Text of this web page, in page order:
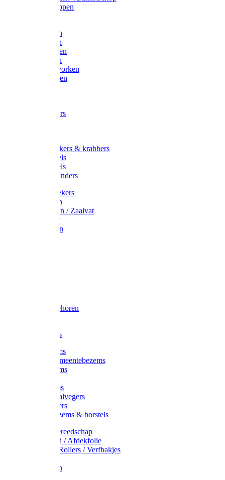
Graanschoppen
Hooivorken
Mestvorken
Bietenvorken
Maisvorken
Aardappelvorken
Vijgenvorken
Tuinkrabbers
Onkruidstekers & krabbers
Hartschoffels
Ruitschoffels
Onkruidbranders
Graskantstekers
Verticuteren
Strooiwagen / Zaaivat
Grasmaaier
Grasscharen
Slede toebehoren
Composters
Straatbezems
Stads- / Gemeentebezems
Terrasbezems
Gootbezems
Kamer-/Zaalvegers
Vloertrekkers
Onkruidbezems & borstels
Schildersgereedschap
Afplakband / Afdekfolie
Kwasten / Rollers / Verfbakjes
Afdekfoliën